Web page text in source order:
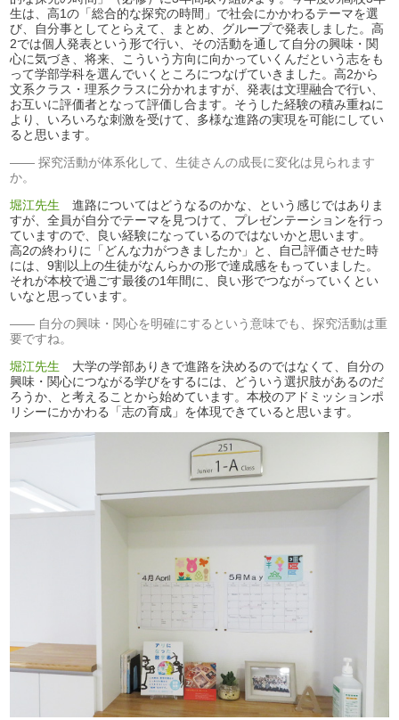
生は、高1の「総合的な探究の時間」で社会にかかわるテーマを選
び、自分事としてとらえて、まとめ、グループで発表しました。高
2では個人発表という形で行い、その活動を通して自分の興味・関
心に気づき、将来、こういう方向に向かっていくんだという志をも
って学部学科を選んでいくところにつなげていきました。高2から
文系クラス・理系クラスに分かれますが、発表は文理融合で行い、
お互いに評価者となって評価し合ます。そうした経験の積み重ねに
より、いろいろな刺激を受けて、多様な進路の実現を可能にしてい
ると思います。
探究活動が体系化して、生徒さんの成長に変化は見られます
か。
堀江先生 進路についてはどうなるのかな、という感じではありま
すが、全員が自分でテーマを見つけて、プレゼンテーションを行っ
ていますので、良い経験になっているのではないかと思います。
高2の終わりに「どんな力がつきましたか」と、自己評価させた時
には、9割以上の生徒がなんらかの形で達成感をもっていました。
それが本校で過ごす最後の1年間に、良い形でつながっていくとい
いなと思っています。
自分の興味・関心を明確にするという意味でも、探究活動は重
要ですね。
堀江先生 大学の学部ありきで進路を決めるのではなくて、自分の
興味・関心につながる学びをするには、どういう選択肢があるのだ
ろうか、と考えることから始めています。本校のアドミッションポ
リシーにかかわる「志の育成」を体現できていると思います。